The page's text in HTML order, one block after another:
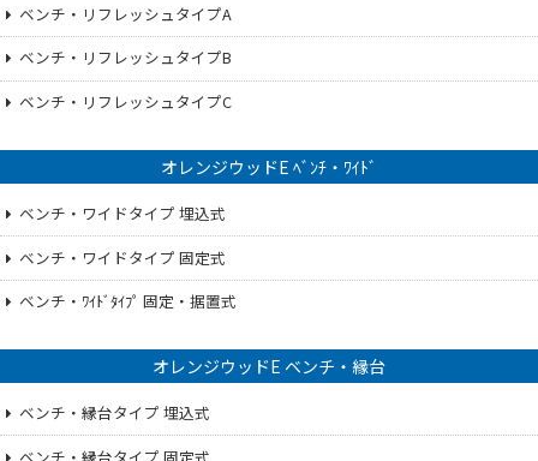
ベンチ・リフレッシュタイプA
ベンチ・リフレッシュタイプB
ベンチ・リフレッシュタイプC
オレンジウッドE ﾍﾞﾝﾁ・ﾜｲﾄﾞ
ベンチ・ワイドタイプ 埋込式
ベンチ・ワイドタイプ 固定式
ベンチ・ﾜｲﾄﾞﾀｲﾌﾟ 固定・据置式
オレンジウッドE ベンチ・縁台
ベンチ・縁台タイプ 埋込式